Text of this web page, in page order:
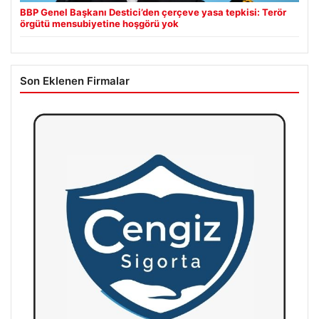
BBP Genel Başkanı Destici’den çerçeve yasa tepkisi: Terör
örgütü mensubiyetine hoşgörü yok
Son Eklenen Firmalar